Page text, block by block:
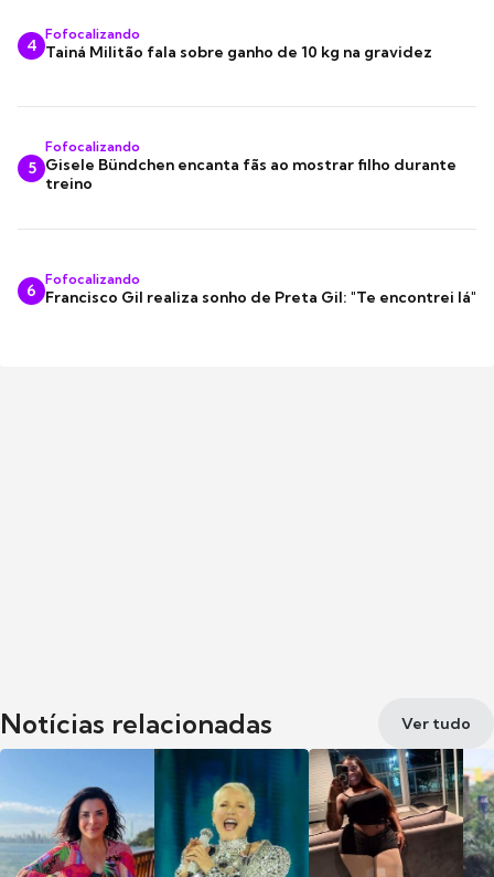
4
Fofocalizando
Tainá Militão fala sobre ganho de 10 kg na gravidez
5
Fofocalizando
Gisele Bündchen encanta fãs ao mostrar filho durante
treino
6
Fofocalizando
Francisco Gil realiza sonho de Preta Gil: "Te encontrei lá"
Notícias relacionadas Ver tudo